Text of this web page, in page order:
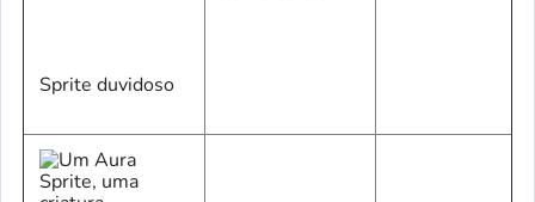
Sprite duvidoso